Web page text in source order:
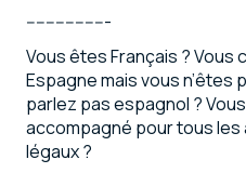
-----------------
Vous êtes Français ? Vous
Espagne mais vous n’êtes
parlez pas espagnol ?
accompagné pour tous
légaux ?